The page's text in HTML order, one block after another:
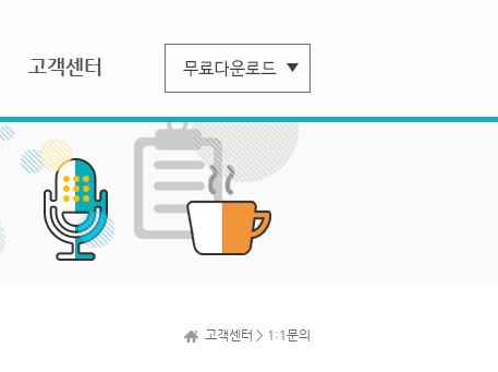
고객센터
고객센터 > 1:1문의